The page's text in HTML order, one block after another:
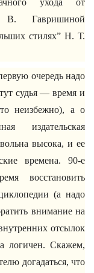
ухода от
Гавришиной
стилях” Н. Т.
очередь надо
судья — время и
неизбежно), а о
издательская
высока, и ее
времена. 90-е
восстановить
(а надо
внимание на
отсылок
логичен. Скажем,
догадаться, что